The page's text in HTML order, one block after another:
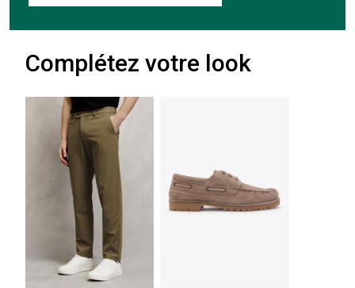
Complétez votre look